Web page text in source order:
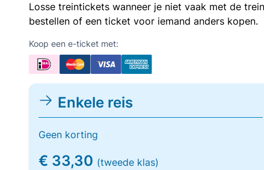
Losse treintickets wanneer je niet vaak met de
bestellen of een ticket voor iemand anders kopen.
Koop een e-ticket met:
Enkele reis
Geen korting
€ 33,30 (tweede klas)